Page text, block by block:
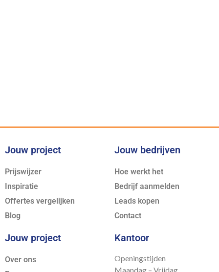
Jouw project
Prijswijzer
Inspiratie
Offertes vergelijken
Blog
Jouw bedrijven
Hoe werkt het
Bedrijf aanmelden
Leads kopen
Contact
Jouw project
Over ons
Kantoor
Openingstijden
Maandag – Vrijdag